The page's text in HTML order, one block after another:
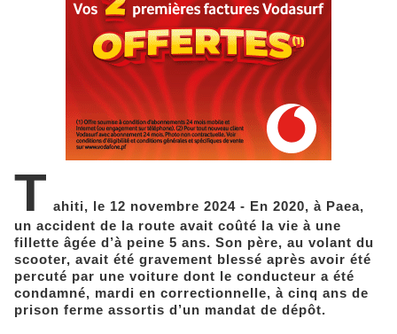
T ahiti, le 12 novembre 2024 - En 2020, à Paea,
un accident de la route avait coûté la vie à une
fillette âgée d’à peine 5 ans. Son père, au volant du
scooter, avait été gravement blessé après avoir été
percuté par une voiture dont le conducteur a été
condamné, mardi en correctionnelle, à cinq ans de
prison ferme assortis d’un mandat de dépôt.